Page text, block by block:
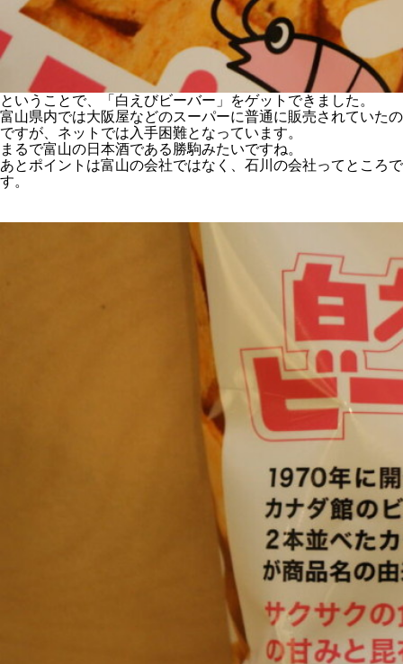
ということで、「白えびビーバー」をゲットできました。
富山県内では大阪屋などのスーパーに普通に販売されていたの
ですが、ネットでは入手困難となっています。
まるで富山の日本酒である勝駒みたいですね。
あとポイントは富山の会社ではなく、石川の会社ってところで
す。